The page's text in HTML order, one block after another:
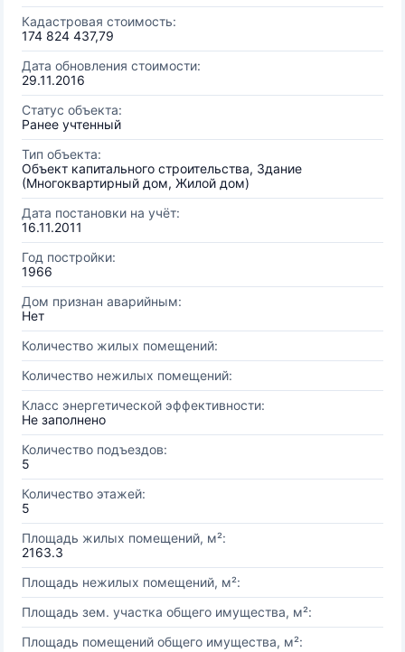
Кадастровая стоимость:
174 824 437,79
Дата обновления стоимости:
29.11.2016
Статус объекта:
Ранее учтенный
Тип объекта:
Объект капитального строительства, Здание
(Многоквартирный дом, Жилой дом)
Дата постановки на учёт:
16.11.2011
Год постройки:
1966
Дом признан аварийным:
Нет
Количество жилых помещений:
Количество нежилых помещений:
Класс энергетической эффективности:
Не заполнено
Количество подъездов:
5
Количество этажей:
5
Площадь жилых помещений, м²:
2163.3
Площадь нежилых помещений, м²:
Площадь зем. участка общего имущества, м²:
Площадь помещений общего имущества, м²: